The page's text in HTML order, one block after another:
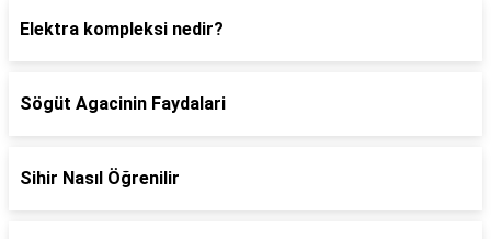
Elektra kompleksi nedir?
Sögüt Agacinin Faydalari
Sihir Nasıl Öğrenilir